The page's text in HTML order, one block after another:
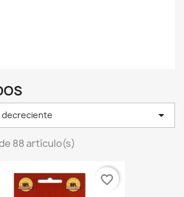
decreciente 
88 artículo(s)
favorite_border